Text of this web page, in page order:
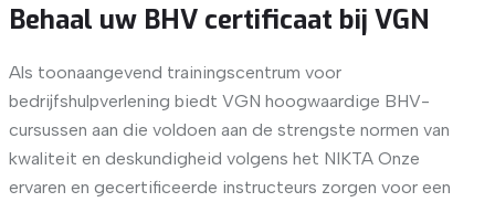
Behaal uw BHV certificaat bij VGN
Als toonaangevend trainingscentrum voor
bedrijfshulpverlening biedt VGN hoogwaardige BHV-
cursussen aan die voldoen aan de strengste normen van
kwaliteit en deskundigheid volgens het NIKTA Onze
ervaren en gecertificeerde instructeurs zorgen voor een